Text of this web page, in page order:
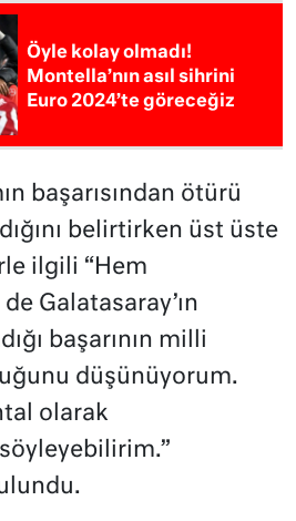
Öyle kolay olmadı!
Montella’nın asıl sihrini
Euro 2024’te göreceğiz
başarısından ötürü
belirtirken üst üste
ilgili “Hem
Galatasaray’ın
başarının milli
düşünüyorum.
olarak
söyleyebilirim.”